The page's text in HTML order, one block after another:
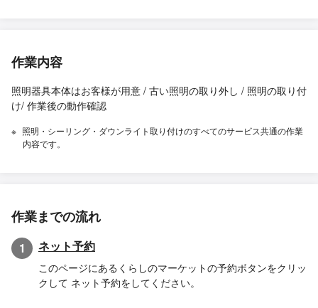
作業内容
照明器具本体はお客様が用意 / 古い照明の取り外し / 照明の取り付
け/ 作業後の動作確認
照明・シーリング・ダウンライト取り付けのすべてのサービス共通の作業
内容です。
作業までの流れ
1 ネット予約
このページにあるくらしのマーケットの予約ボタンをクリッ
クして ネット予約をしてください。